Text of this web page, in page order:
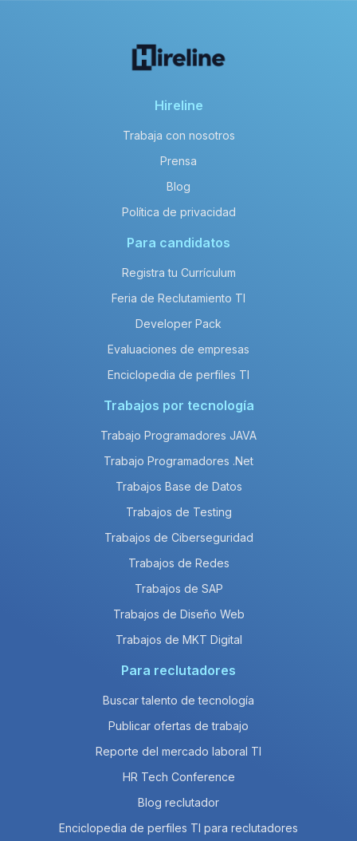
Hireline
Trabaja con nosotros
Prensa
Blog
Política de privacidad
Para candidatos
Registra tu Currículum
Feria de Reclutamiento TI
Developer Pack
Evaluaciones de empresas
Enciclopedia de perfiles TI
Trabajos por tecnología
Trabajo Programadores JAVA
Trabajo Programadores .Net
Trabajos Base de Datos
Trabajos de Testing
Trabajos de Ciberseguridad
Trabajos de Redes
Trabajos de SAP
Trabajos de Diseño Web
Trabajos de MKT Digital
Para reclutadores
Buscar talento de tecnología
Publicar ofertas de trabajo
Reporte del mercado laboral TI
HR Tech Conference
Blog reclutador
Enciclopedia de perfiles TI para reclutadores